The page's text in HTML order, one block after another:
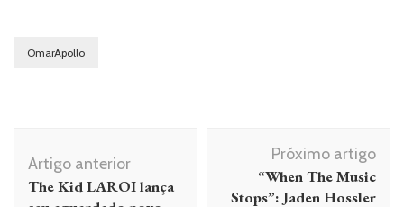
OmarApollo
de
post
Artigo anterior
The Kid LAROI lança
Próximo artigo
“When The Music
Stops”: Jaden Hossler